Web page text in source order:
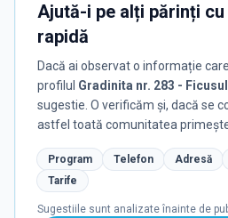
Ajută-i pe alți părinți
rapidă
Dacă ai observat o informație
profilul Gradinita nr. 283 -
sugestie. O verificăm și, dacă se
astfel toată comunitatea
Program Telefon Adresă
Tarife
Sugestiile sunt analizate înainte de